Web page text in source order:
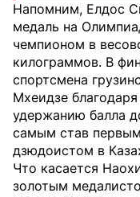
Напомним, Елдос
медаль на
чемпионом в
килограммов. В
спортсмена
Мхеидзе
удержанию балла
самым став
дзюдоистом в
Что касается
золотым